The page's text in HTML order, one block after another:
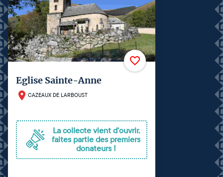
Eglise Sainte-Anne
CAZEAUX DE LARBOUST
La collecte vient d'ouvrir,
faites partie des premiers
donateurs !